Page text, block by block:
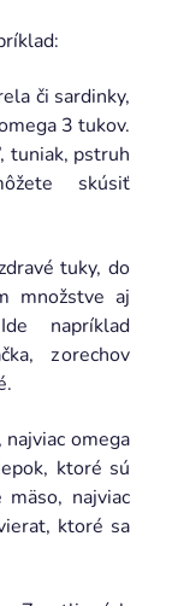
či sardinky,
3 tukov.
tuniak, pstruh
skúsiť
tuky, do
množstve aj
napríklad
z orechov
omega
ktoré sú
najviac
ktoré sa